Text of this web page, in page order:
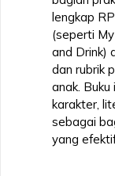
lengkap
(seperti
and Drink)
dan rubrik
anak.
karakter,
sebagai
yang